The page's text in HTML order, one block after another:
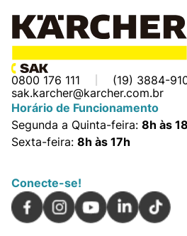
0800 176 111
(19) 3884-
sak.karcher@karcher.com.br
Horário de Funcionamento
Segunda a Quinta-feira: 8h às
Sexta-feira: 8h às 17h
Conecte-se!